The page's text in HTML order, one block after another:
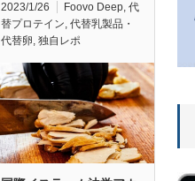
2023/1/26 Foovo Deep, 代
替プロテイン, 代替乳製品・
代替卵, 独自レポ